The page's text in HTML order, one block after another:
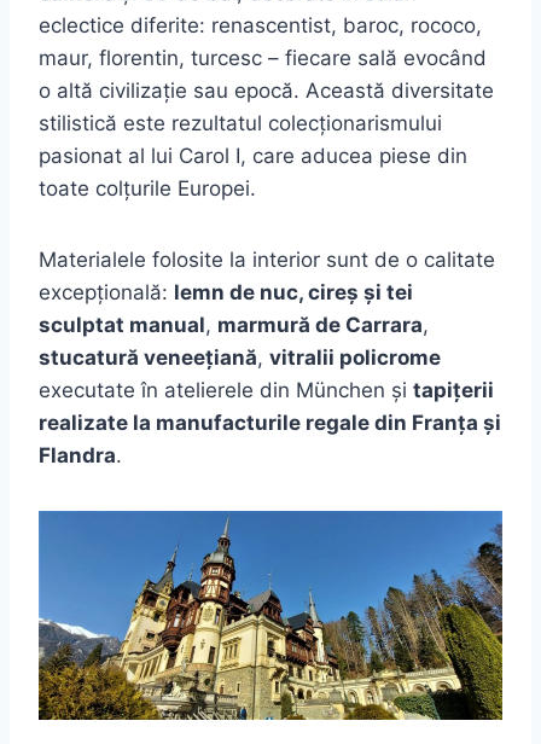
eclectice diferite: renascentist, baroc, rococo,
maur, florentin, turcesc – fiecare sală evocând
o altă civilizație sau epocă. Această diversitate
stilistică este rezultatul colecționarismului
pasionat al lui Carol I, care aducea piese din
toate colțurile Europei.
Materialele folosite la interior sunt de o calitate
excepțională: lemn de nuc, cireș și tei
sculptat manual, marmură de Carrara,
stucatură veneețiană, vitralii policrome
executate în atelierele din München și tapițerii
realizate la manufacturile regale din Franța și
Flandra.